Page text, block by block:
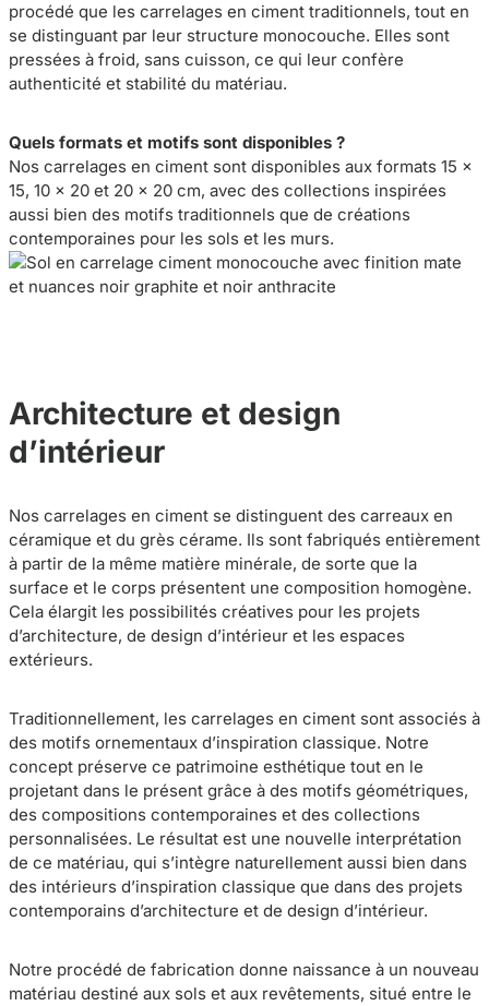
procédé que les carrelages en ciment traditionnels, tout en
se distinguant par leur structure monocouche. Elles sont
pressées à froid, sans cuisson, ce qui leur confère
authenticité et stabilité du matériau.
Quels formats et motifs sont disponibles ?
Nos carrelages en ciment sont disponibles aux formats 15 ×
15, 10 × 20 et 20 × 20 cm, avec des collections inspirées
aussi bien des motifs traditionnels que de créations
contemporaines pour les sols et les murs.
Architecture et design
d’intérieur
Nos carrelages en ciment se distinguent des carreaux en
céramique et du grès cérame. Ils sont fabriqués entièrement
à partir de la même matière minérale, de sorte que la
surface et le corps présentent une composition homogène.
Cela élargit les possibilités créatives pour les projets
d’architecture, de design d’intérieur et les espaces
extérieurs.
Traditionnellement, les carrelages en ciment sont associés à
des motifs ornementaux d’inspiration classique. Notre
concept préserve ce patrimoine esthétique tout en le
projetant dans le présent grâce à des motifs géométriques,
des compositions contemporaines et des collections
personnalisées. Le résultat est une nouvelle interprétation
de ce matériau, qui s’intègre naturellement aussi bien dans
des intérieurs d’inspiration classique que dans des projets
contemporains d’architecture et de design d’intérieur.
Notre procédé de fabrication donne naissance à un nouveau
matériau destiné aux sols et aux revêtements, situé entre le